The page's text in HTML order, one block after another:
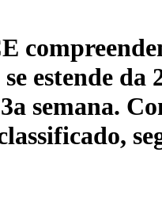
estende
semana.